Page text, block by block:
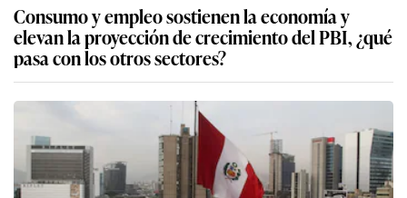
Consumo y empleo sostienen la economía y
elevan la proyección de crecimiento del PBI, ¿qué
pasa con los otros sectores?